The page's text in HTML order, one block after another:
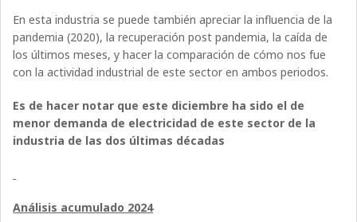
En esta industria se puede también apreciar la influencia de la
pandemia (2020), la recuperación post pandemia, la caída de
los últimos meses, y hacer la comparación de cómo nos fue
con la actividad industrial de este sector en ambos periodos.
Es de hacer notar que este diciembre ha sido el de
menor demanda de electricidad de este sector de la
industria de las dos últimas décadas
Análisis acumulado 2024